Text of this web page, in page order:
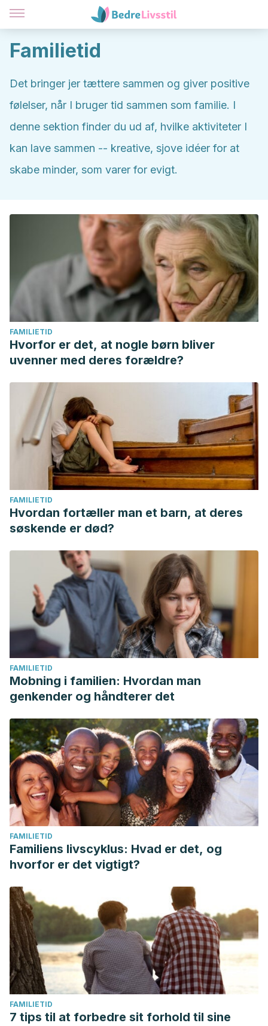
Familietid
Det bringer jer tættere sammen og giver positive
følelser, når I bruger tid sammen som familie. I
denne sektion finder du ud af, hvilke aktiviteter I
kan lave sammen -- kreative, sjove idéer for at
skabe minder, som varer for evigt.
FAMILIETID
Hvorfor er det, at nogle børn bliver
uvenner med deres forældre?
FAMILIETID
Hvordan fortæller man et barn, at deres
søskende er død?
FAMILIETID
Mobning i familien: Hvordan man
genkender og håndterer det
FAMILIETID
Familiens livscyklus: Hvad er det, og
hvorfor er det vigtigt?
FAMILIETID
7 tips til at forbedre sit forhold til sine